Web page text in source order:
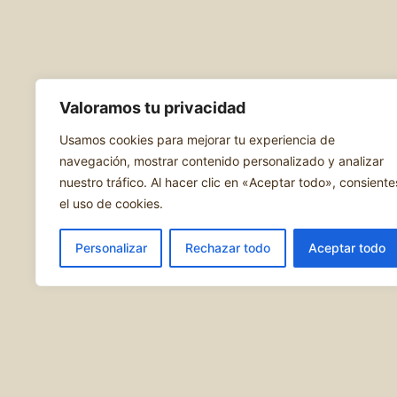
Valoramos tu privacidad
Usamos cookies para mejorar tu experiencia de
navegación, mostrar contenido personalizado y analizar
nuestro tráfico. Al hacer clic en «Aceptar todo»,
el uso de cookies.
Personalizar Rechazar todo Aceptar todo